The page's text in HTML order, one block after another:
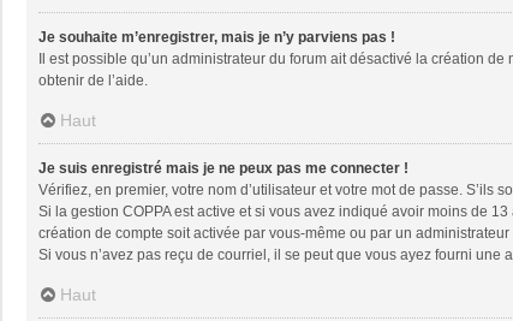
Je souhaite m’enregistrer, mais je n’y parviens pas !
Il est possible qu’un administrateur du forum ait désactivé la création
obtenir de l’aide.
Haut
Je suis enregistré mais je ne peux pas me connecter !
Vérifiez, en premier, votre nom d’utilisateur et votre mot de passe. S’ils
Si la gestion COPPA est active et si vous avez indiqué avoir moins de
création de compte soit activée par vous-même ou par un
Si vous n’avez pas reçu de courriel, il se peut que vous ayez fourni
Haut